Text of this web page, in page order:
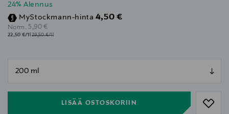
24% Alennus
MyStockmann-hinta Discounted Price
4,50 €
Norm. Original Price
5,90 €
22,50 €/1l29,50 €/1l
LISÄÄ OSTOSKORIIN
null